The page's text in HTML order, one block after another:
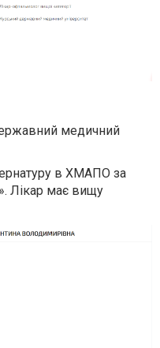
медичний
в ХМАПО за
Лікар має вищу